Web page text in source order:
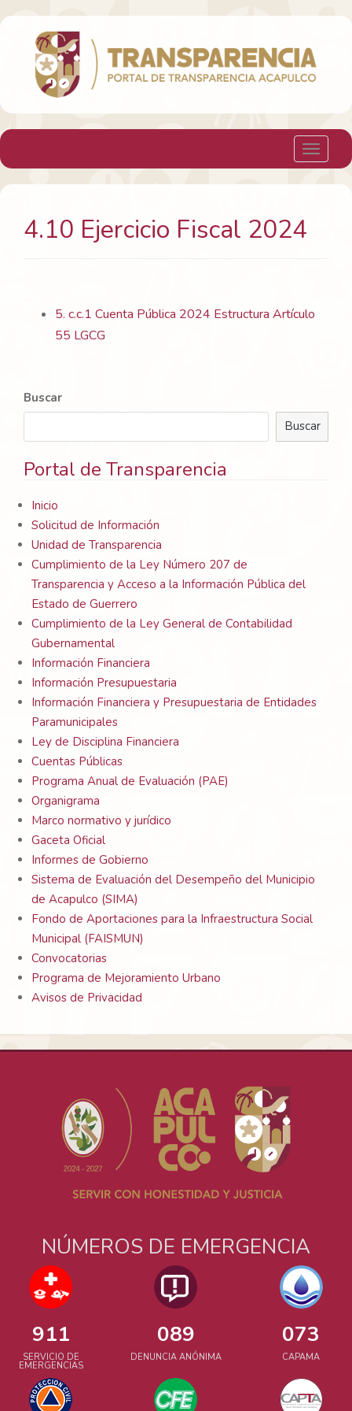
H. Ayuntamiento Constitucional de Acapulco
Toggle
4.10 Ejercicio Fiscal 2024
5. c.c.1 Cuenta Pública 2024 Estructura Artículo
55 LGCG
Buscar
Buscar
Portal de Transparencia
Inicio
Solicitud de Información
Unidad de Transparencia
Cumplimiento de la Ley Número 207 de
Transparencia y Acceso a la Información Pública del
Estado de Guerrero
Cumplimiento de la Ley General de Contabilidad
Gubernamental
Información Financiera
Información Presupuestaria
Información Financiera y Presupuestaria de Entidades
Paramunicipales
Ley de Disciplina Financiera
Cuentas Públicas
Programa Anual de Evaluación (PAE)
Organigrama
Marco normativo y jurídico
Gaceta Oficial
Informes de Gobierno
Sistema de Evaluación del Desempeño del Municipio
de Acapulco (SIMA)
Fondo de Aportaciones para la Infraestructura Social
Municipal (FAISMUN)
Convocatorias
Programa de Mejoramiento Urbano
Avisos de Privacidad
NÚMEROS DE EMERGENCIA
911
SERVICIO DE
EMERGENCIAS
089
DENUNCIA ANÓNIMA
073
CAPAMA